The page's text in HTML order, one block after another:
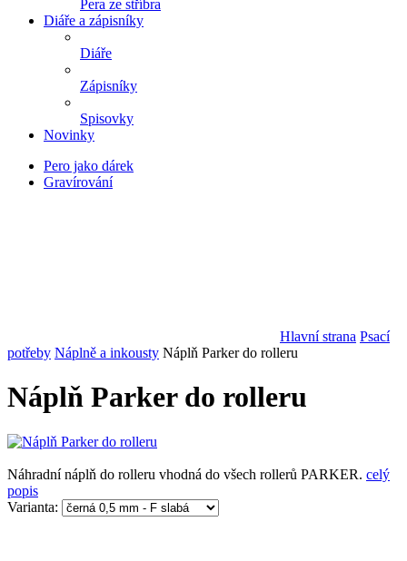
Pera ze stříbra
Diáře a zápisníky
Diáře
Zápisníky
Spisovky
Novinky
Pero jako dárek
Gravírování
Hlavní strana Psací
potřeby Náplně a inkousty Náplň Parker do rolleru
Náplň Parker do rolleru
Náhradní náplň do rolleru vhodná do všech rollerů PARKER. celý
popis
Varianta: